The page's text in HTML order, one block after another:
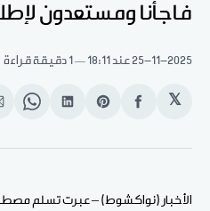
فاجأنا ومستعدون
25-11-2025عند 18:11 1 دقيقة قراءة
𝕏
انشر
الفيسبوك
Share
Pinterest
انشر
لينكد
الأخبار (نواكشوط) – عبرت تسلم